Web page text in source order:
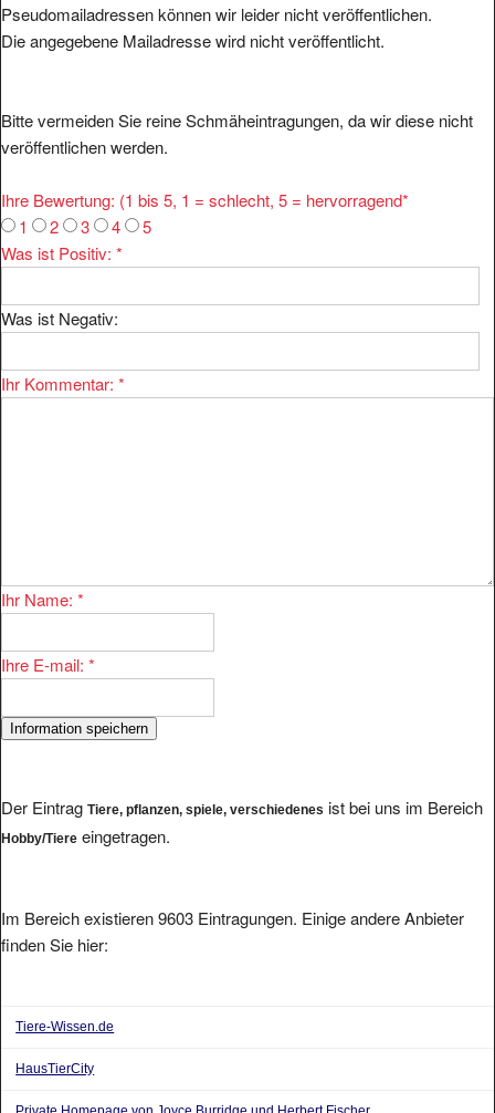
Pseudomailadressen können wir leider nicht veröffentlichen.
Die angegebene Mailadresse wird nicht veröffentlicht.
Bitte vermeiden Sie reine Schmäheintragungen, da wir diese nicht
veröffentlichen werden.
Ihre Bewertung: (1 bis 5, 1 = schlecht, 5 = hervorragend*
1
2 3 4
5
Was ist Positiv: *
Was ist Negativ:
Ihr Kommentar: *
Ihr Name: *
Ihre E-mail: *
Der Eintrag Tiere, pflanzen, spiele, verschiedenes ist bei uns im Bereich
Hobby/Tiere eingetragen.
Im Bereich existieren 9603 Eintragungen. Einige andere Anbieter
finden Sie hier:
Tiere-Wissen.de
HausTierCity